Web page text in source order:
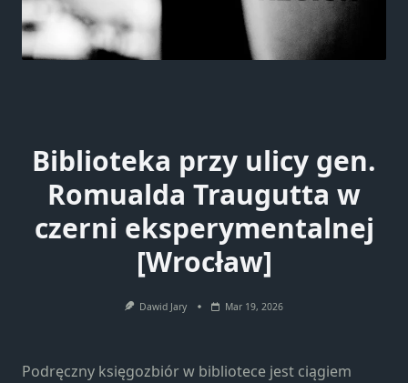
Biblioteka przy ulicy gen.
Romualda Traugutta w
czerni eksperymentalnej
[Wrocław]
Dawid Jary Mar 19, 2026
Podręczny księgozbiór w bibliotece jest ciągiem